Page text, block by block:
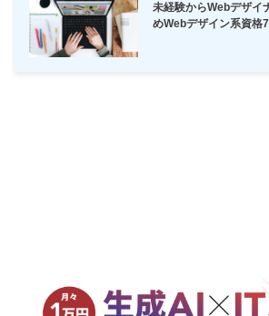
未経験からWebデザイ
めWebデザイン系資格